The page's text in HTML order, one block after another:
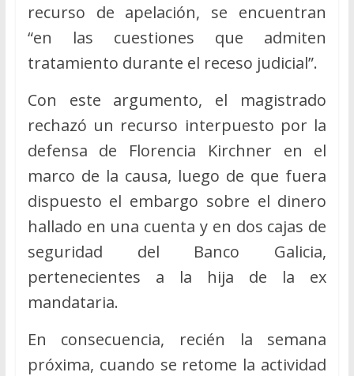
recurso de apelación, se encuentran
“en las cuestiones que admiten
tratamiento durante el receso judicial”.
Con este argumento, el magistrado
rechazó un recurso interpuesto por la
defensa de Florencia Kirchner en el
marco de la causa, luego de que fuera
dispuesto el embargo sobre el dinero
hallado en una cuenta y en dos cajas de
seguridad del Banco Galicia,
pertenecientes a la hija de la ex
mandataria.
En consecuencia, recién la semana
próxima, cuando se retome la actividad